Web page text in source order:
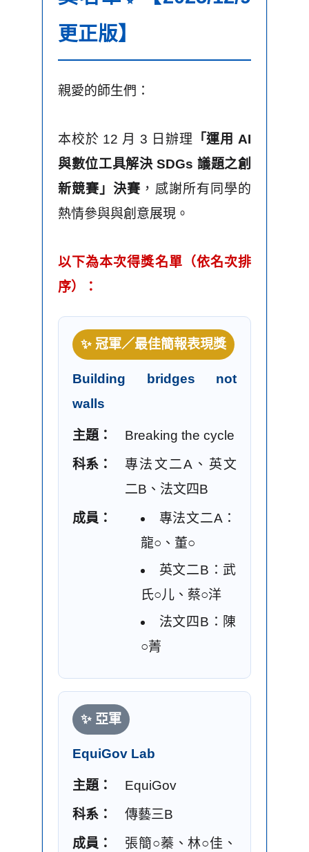
更正版】
親愛的師生們：
本校於 12 月 3 日辦理 「運用 AI
與數位工具解決 SDGs 議題之創
新競賽」決賽 ，感謝所有同學的
熱情參與與創意展現。
以下為本次得獎名單（依名次排
序）：
✨ 冠軍／最佳簡報表現獎
Building bridges not
walls
主題：
Breaking the cycle
科系：
專法文二A、英文
二B、法文四B
成員：
專法文二A：
龍○、董○
英文二B：武
氏○儿、蔡○洋
法文四B：陳
○菁
✨ 亞軍
EquiGov Lab
主題：
EquiGov
科系：
傳藝三B
成員：
張簡○蓁、林○佳、